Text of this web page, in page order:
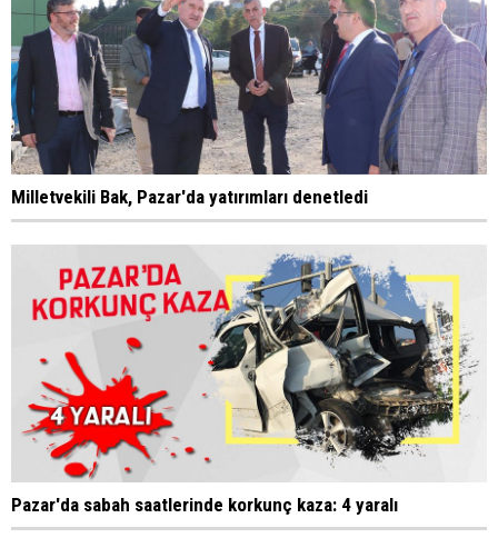
Milletvekili Bak, Pazar'da yatırımları denetledi
Pazar'da sabah saatlerinde korkunç kaza: 4 yaralı